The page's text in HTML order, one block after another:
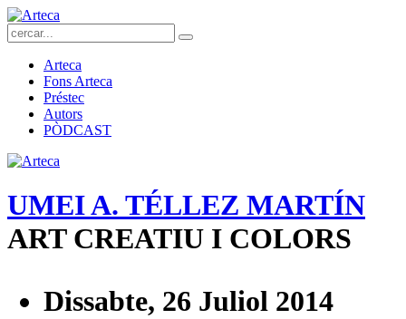
Arteca
Fons Arteca
Préstec
Autors
PÒDCAST
UMEI A. TÉLLEZ MARTÍN
ART CREATIU I COLORS
Dissabte, 26 Juliol 2014